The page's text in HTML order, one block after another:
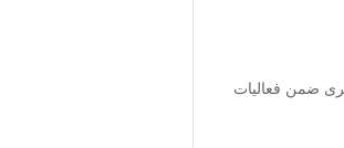
ضمن فعاليات